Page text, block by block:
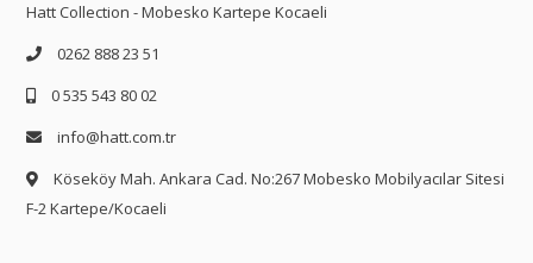
Hatt Collection - Mobesko Kartepe Kocaeli
0262 888 23 51
0 535 543 80 02
info@hatt.com.tr
Köseköy Mah. Ankara Cad. No:267 Mobesko Mobilyacılar Sitesi
F-2 Kartepe/Kocaeli